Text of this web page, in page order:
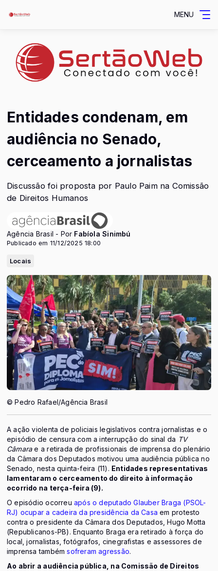
MENU
Entidades condenam, em
audiência no Senado,
cerceamento a jornalistas
Discussão foi proposta por Paulo Paim na Comissão
de Direitos Humanos
Agência Brasil - Por Fabíola Sinimbú
Publicado em 11/12/2025 18:00
Locais
© Pedro Rafael/Agência Brasil
A ação violenta de policiais legislativos contra jornalistas e o
episódio de censura com a interrupção do sinal da TV
Câmarae a retirada de profissionais de imprensa do plenário
da Câmara dos Deputados motivou uma audiência pública no
Senado, nesta quinta-feira (11). Entidades representativas
lamentaram o cerceamento do direito à informação
ocorrido na terça-feira (9).
O episódio ocorreu após o deputado Glauber Braga (PSOL-
RJ) ocupar a cadeira da presidência da Casa em protesto
contra o presidente da Câmara dos Deputados, Hugo Motta
(Republicanos-PB). Enquanto Braga era retirado à força do
local, jornalistas, fotógrafos, cinegrafistas e assessores de
imprensa tambémsofreram agressão.
Ao abrir a audiência pública, na Comissão de Direitos